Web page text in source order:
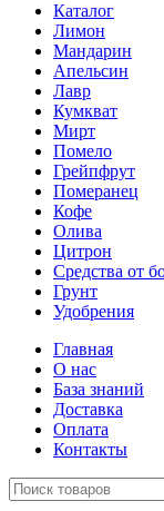
Каталог
Лимон
Мандарин
Апельсин
Лавр
Кумкват
Мирт
Помело
Грейпфрут
Померанец
Кофе
Олива
Цитрон
Средства от
Грунт
Удобрения
Главная
О нас
База знаний
Доставка
Оплата
Контакты